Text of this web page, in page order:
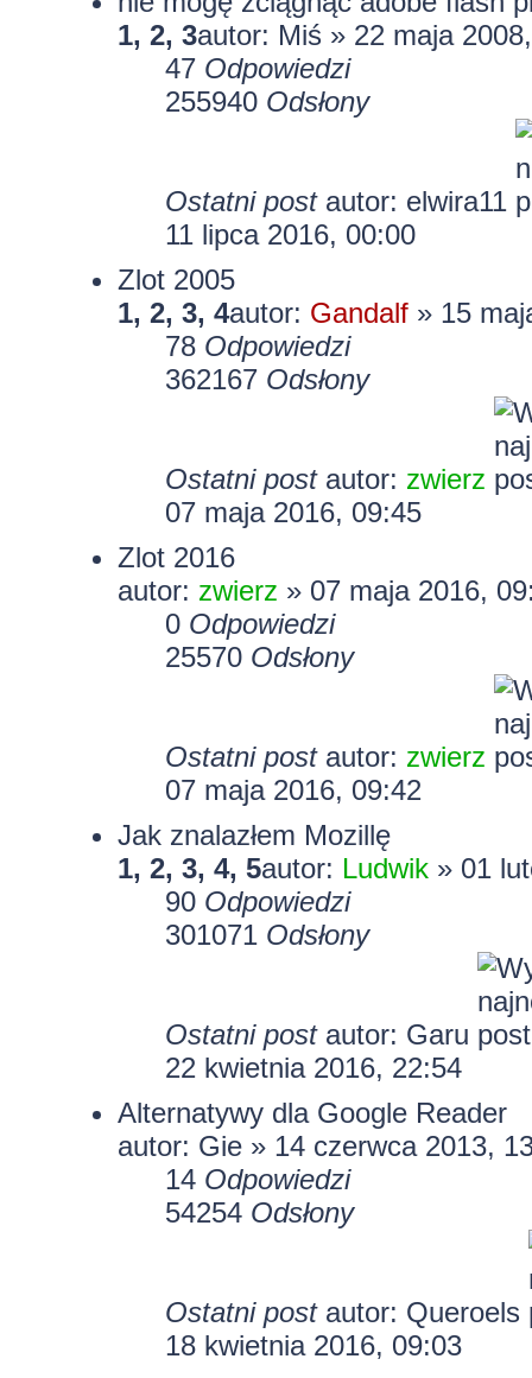
1, 2, 3autor: Miś » 22 maja
47 Odpowiedzi
255940 Odsłony
Ostatni post autor: elwira11
11 lipca 2016, 00:00
Zlot 2005
1, 2, 3, 4autor: Gandalf» 15
78 Odpowiedzi
362167 Odsłony
Ostatni post autor: zwierz
07 maja 2016, 09:45
Zlot 2016
autor: zwierz » 07 maja 2016,
0 Odpowiedzi
25570 Odsłony
Ostatni post autor: zwierz
07 maja 2016, 09:42
Jak znalazłem Mozillę
1, 2, 3, 4, 5autor: Ludwik» 01
90 Odpowiedzi
301071 Odsłony
Ostatni post autor: Garu
22 kwietnia 2016, 22:54
Alternatywy dla Google Reader
autor: Gie» 14 czerwca 2013,
14 Odpowiedzi
54254 Odsłony
Ostatni post autor: Queroels
18 kwietnia 2016, 09:03